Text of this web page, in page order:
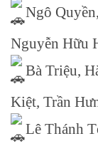
Ngô
Nguyễn Hữu
Bà Triệu,
Kiệt, Trần
Lê Thánh